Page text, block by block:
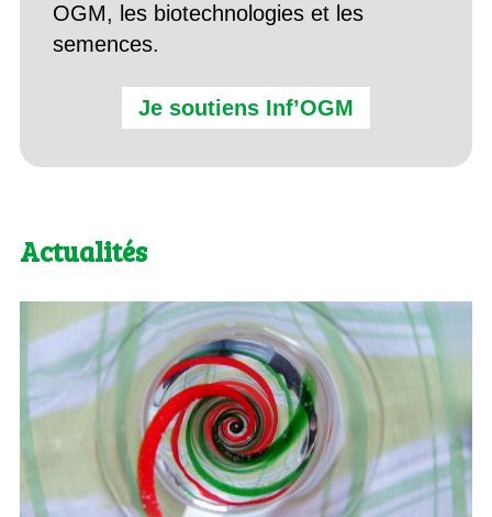
OGM, les biotechnologies et les
semences.
Je soutiens Inf’OGM
Actualités